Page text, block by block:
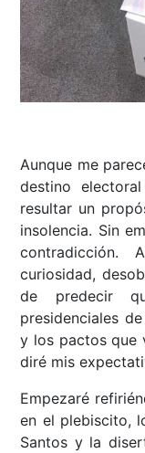
Aunque me
destino
resultar un
insolencia. Sin
curiosidad,
de predecir
presidenciales
y los pactos que
diré mis
Empezaré
en el plebiscito,
Santos y la